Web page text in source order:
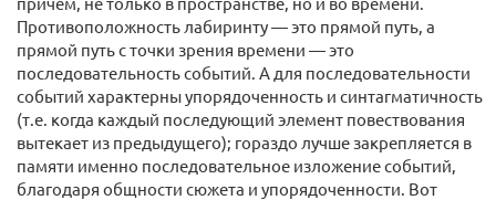
Противоположность лабиринту — это прямой путь, а
прямой путь с точки зрения времени — это
последовательность событий. А для последовательности
событий характерны упорядоченность и синтагматичность
(т.е. когда каждый последующий элемент повествования
вытекает из предыдущего); гораздо лучше закрепляется в
памяти именно последовательное изложение событий,
благодаря общности сюжета и упорядоченности. Вот